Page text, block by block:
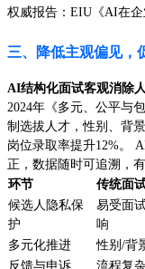
权威报告：EIU《AI在企
三、降低主观偏见，
AI结构化面试客观消除
2024年《多元、公平与
制选拔人才，性别、背
岗位录取率提升12%。
正，数据随时可追溯，
环节
传统面
候选人隐私保
护
易受面
响
多元化推进
性别/背
反馈与申诉
流程复